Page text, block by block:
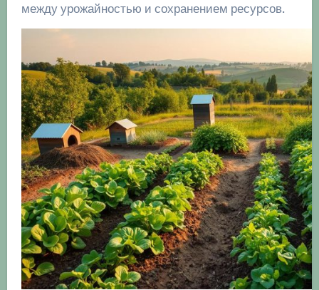
между урожайностью и сохранением ресурсов.